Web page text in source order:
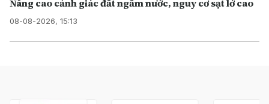
Nâng cao cảnh giác đất ngấm nước, nguy cơ sạt lở cao
08-08-2026, 15:13